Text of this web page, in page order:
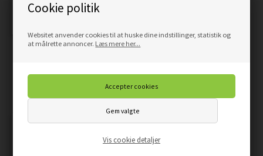
Cookie politik
Websitet anvender cookies til at huske dine indstillinger, statistik og
at målrette annoncer. Læs mere her...
Vis cookie detaljer
Pris